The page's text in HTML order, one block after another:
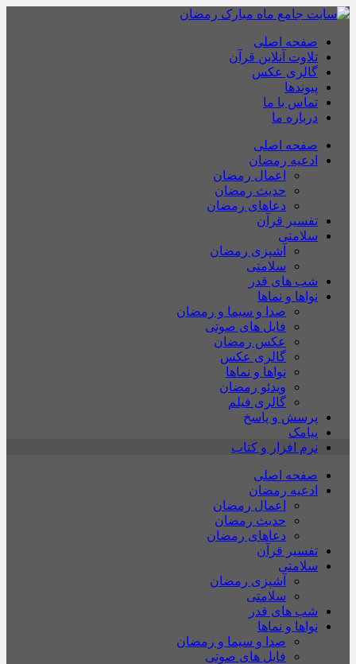
صفحه اصلی
تلاوت آنلاین قرآن
گالری عکس
پیوندها
تماس با ما
درباره ما
صفحه اصلی
ادعیه رمضان
اعمال رمضان
حدیث رمضان
دعاهای رمضان
تفسیر قرآن
سلامتی
آشپزی رمضان
سلامتی
شب های قدر
نواها و نماها
صدا و سیما و رمضان
فایل های صوتی
عکس رمضان
گالری عکس
نواها و نماها
ویدئو رمضان
گالری فیلم
پرسش و پاسخ
پیامک
نرم افزار و کتاب
صفحه اصلی
ادعیه رمضان
اعمال رمضان
حدیث رمضان
دعاهای رمضان
تفسیر قرآن
سلامتی
آشپزی رمضان
سلامتی
شب های قدر
نواها و نماها
صدا و سیما و رمضان
فایل های صوتی